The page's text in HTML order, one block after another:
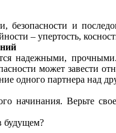
безопасности и
– упертость,
надежными,
может завести
одного партнера над
начинания. Верьте
будущем?